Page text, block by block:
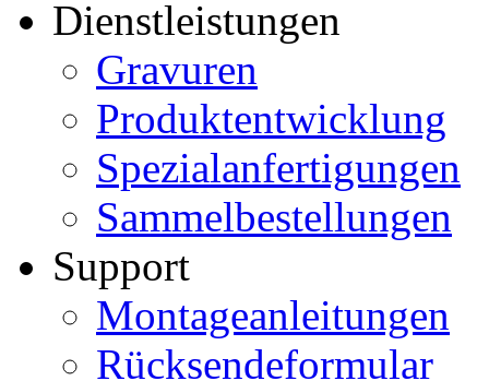
Dienstleistungen
Gravuren
Produktentwicklung
Spezialanfertigungen
Sammelbestellungen
Support
Montageanleitungen
Rücksendeformular